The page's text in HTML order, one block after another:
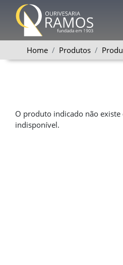
Home Produtos
O produto indicado não existe
indisponível.